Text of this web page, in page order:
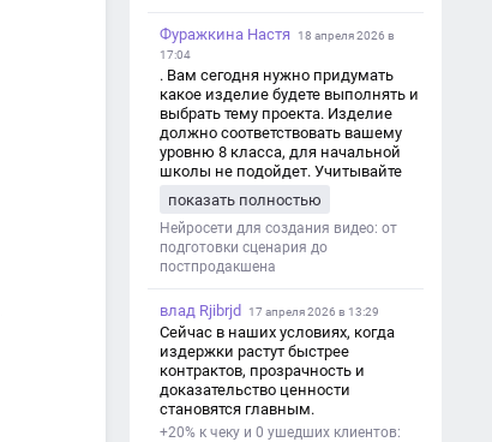
Фуражкина Настя
18 апреля 2026 в
17:04
. Вам сегодня нужно придумать
какое изделие будете выполнять и
выбрать тему проекта. Изделие
должно соответствовать вашему
уровню 8 класса, для начальной
школы не подойдет. Учитывайте
уровня работы. Структура проекта 1.
Титульный лист - Название школы.
- Тип работы: «Проектная работа». -
Тема проекта. - Кто выполнил:
должность учителя. - Город, год. 2.
Введение - Актуальность темы
(почему это важно). - Цель и
задачи проекта. - Объект и предмет
исследования. - Методы работы. 3.
Основная часть - Теоретическая
показать полностью
Нейросети для создания видео: от
подготовки сценария до
постпродакшена
влад Rjibrjd 17 апреля 2026 в 13:29
Сейчас в наших условиях, когда
издержки растут быстрее
контрактов, прозрачность и
доказательство ценности
становятся главным.
+20% к чеку и 0 ушедших клиентов: